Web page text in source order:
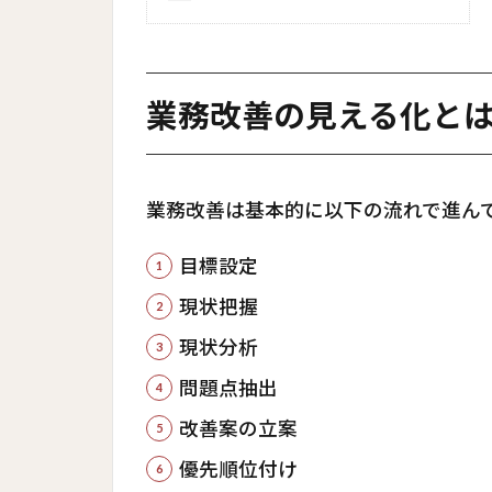
業務改善の見える化と
業務改善は基本的に以下の流れで進ん
目標設定
現状把握
現状分析
問題点抽出
改善案の立案
優先順位付け